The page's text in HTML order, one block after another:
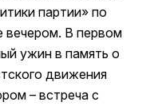
партии» по
вечером. В первом
ужин в память о
движения
– встреча с